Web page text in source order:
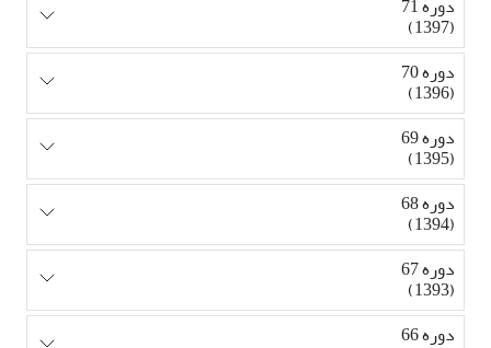
(1397)
دوره 70
(1396)
دوره 69
(1395)
دوره 68
(1394)
دوره 67
(1393)
دوره 66